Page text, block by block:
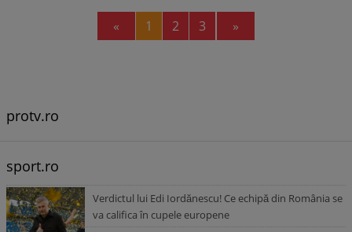
« Previous
1 2 3 »
protv.ro
sport.ro
Verdictul lui Edi Iordănescu! Ce echipă din România se
va califica în cupele europene